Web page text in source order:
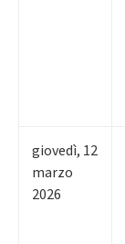
giovedì, 12
marzo
2026